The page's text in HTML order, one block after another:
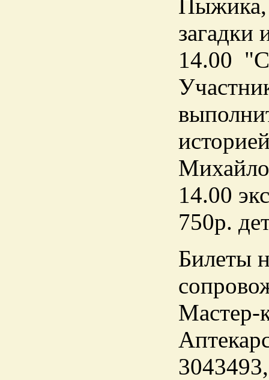
Пыжика,
загадки
14.00
14.00
750р.
Билеты
Мастер-